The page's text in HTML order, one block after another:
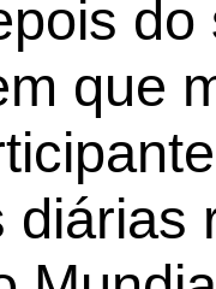
que
diárias